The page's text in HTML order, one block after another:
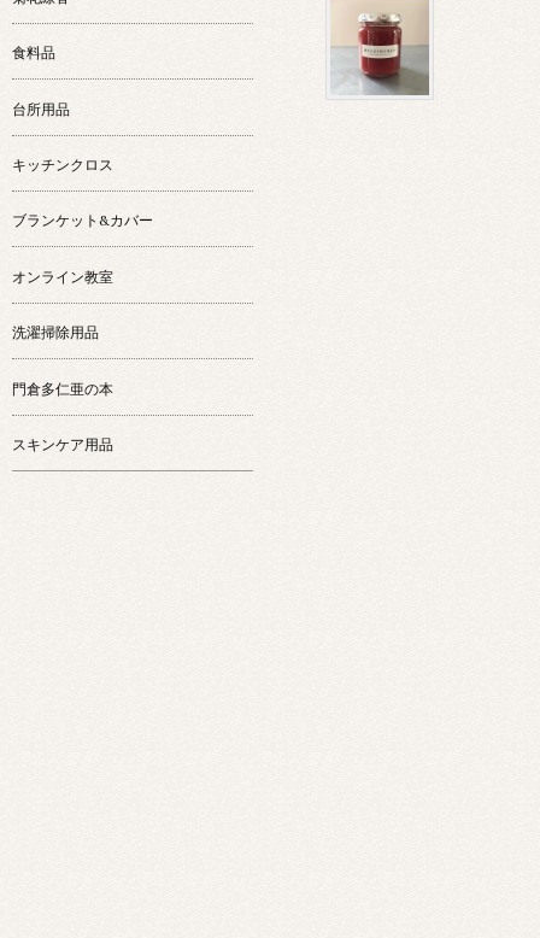
食料品
台所用品
キッチンクロス
ブランケット&カバー
オンライン教室
洗濯掃除用品
門倉多仁亜の本
スキンケア用品